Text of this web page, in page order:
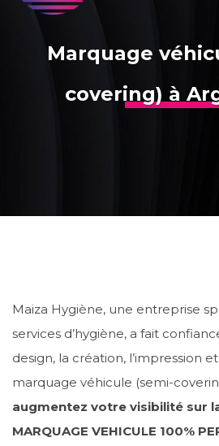
Marquage
covering) à
Maiza Hygiène, une entreprise
services d’hygiène, a fait
design, la création, l’impression
marquage véhicule (semi-
augmentez votre visibilité sur
MARQUAGE VEHICULE 100%